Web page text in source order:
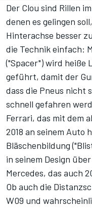
Der Clou sind Rillen
denen es gelingen
Hinterachse besser
die Technik einfach:
("Spacer") wird heiße
geführt, damit der
dass die Pneus nicht
schnell gefahren
Ferrari, das mit dem
2018 an seinem Auto
Bläschenbildung
in seinem Design
Mercedes, das auch
Ob auch die
W09 und